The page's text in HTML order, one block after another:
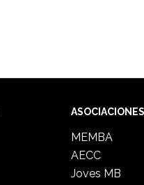
ASOCIACIONES
MEMBA
AECC
Joves MB